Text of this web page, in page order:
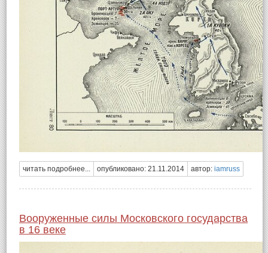
читать подробнее... опубликовано: 21.11.2014 автор: iamruss
Вооруженные силы Московского государства
в 16 веке